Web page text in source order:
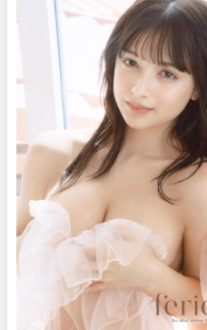
週刊プレイボーイ公式】さんよ